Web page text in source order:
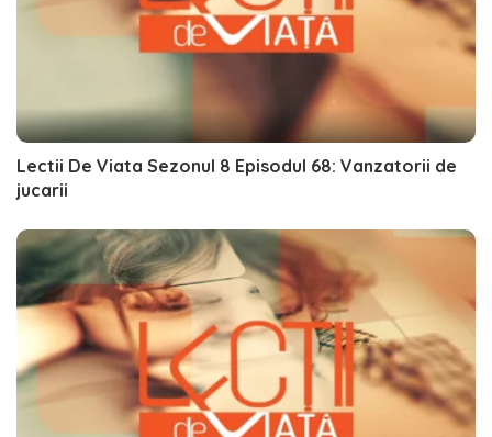
Lectii De Viata Sezonul 8 Episodul 68: Vanzatorii de
jucarii